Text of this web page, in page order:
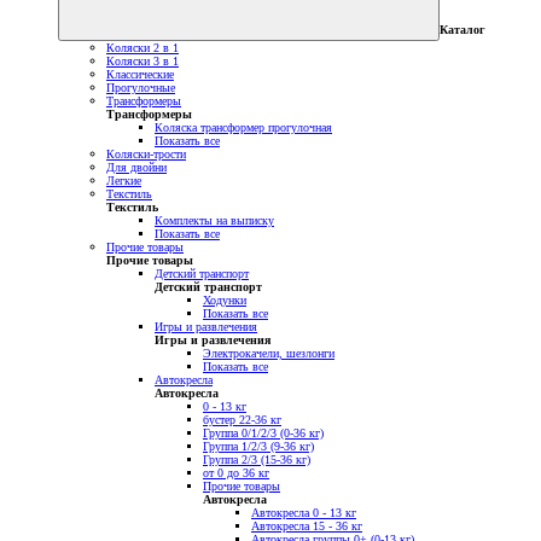
Каталог
Коляски 2 в 1
Коляски 3 в 1
Классические
Прогулочные
Трансформеры
Трансформеры
Коляска трансформер прогулочная
Показать все
Коляски-трости
Для двойни
Легкие
Текстиль
Текстиль
Комплекты на выписку
Показать все
Прочие товары
Прочие товары
Детский транспорт
Детский транспорт
Ходунки
Показать все
Игры и развлечения
Игры и развлечения
Электрокачели, шезлонги
Показать все
Автокресла
Автокресла
0 - 13 кг
бустер 22-36 кг
Группа 0/1/2/3 (0-36 кг)
Группа 1/2/3 (9-36 кг)
Группа 2/3 (15-36 кг)
от 0 до 36 кг
Прочие товары
Автокресла
Автокресла 0 - 13 кг
Автокресла 15 - 36 кг